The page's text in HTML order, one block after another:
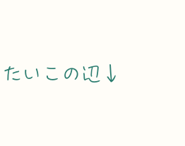
たいこの辺↓